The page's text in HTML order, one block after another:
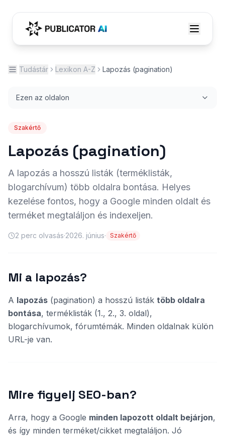
Tudástár Lexikon A-Z Lapozás (pagination)
Ezen az oldalon
Szakértő
Lapozás (pagination)
A lapozás a hosszú listák (terméklisták,
blogarchívum) több oldalra bontása. Helyes
kezelése fontos, hogy a Google minden oldalt és
terméket megtaláljon és indexeljen.
2 perc olvasás·2026. június· Szakértő
Mi a lapozás?
A lapozás (pagination) a hosszú listák több oldalra
bontása, terméklisták (1., 2., 3. oldal),
blogarchívumok, fórumtémák. Minden oldalnak külön
URL-je van.
Mire figyelj SEO-ban?
Arra, hogy a Google minden lapozott oldalt bejárjon,
és így minden terméket/cikket megtaláljon. Jó